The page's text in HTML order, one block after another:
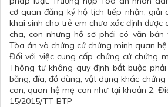
cơ quan đăng ký hộ tịch tiếp nhận, giải
khai sinh cho trẻ em chưa xác định được
cha, con nhưng hồ sơ phải có văn
Tòa án và chứng cứ chứng minh quan hệ
Đối với việc cung cấp chứng cứ chứng
Thông tư không quy định bắt buộc
băng, đĩa, đồ dùng, vật dụng khác
con, quan hệ mẹ con như tại khoản 2,
15/2015/TT-BTP